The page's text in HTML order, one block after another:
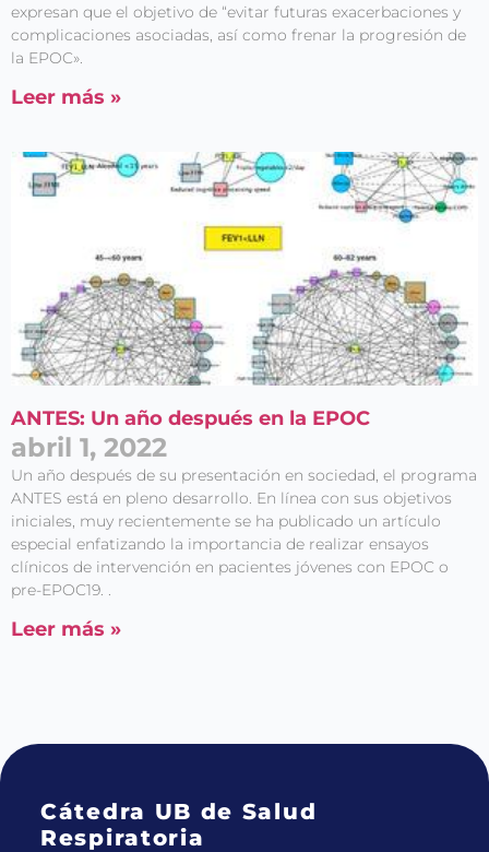
expresan que el objetivo de “evitar futuras exacerbaciones y
complicaciones asociadas, así como frenar la progresión de
la EPOC».
Leer más »
ANTES: Un año después en la EPOC
abril 1, 2022
Un año después de su presentación en sociedad, el programa
ANTES está en pleno desarrollo. En línea con sus objetivos
iniciales, muy recientemente se ha publicado un artículo
especial enfatizando la importancia de realizar ensayos
clínicos de intervención en pacientes jóvenes con EPOC o
pre-EPOC19. .
Leer más »
Cátedra UB de Salud
Respiratoria